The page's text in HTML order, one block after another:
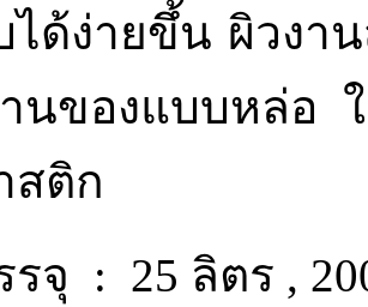
ด้ง่ายขึ้น ผิวงา
านของแบบหล่อ
สติก
จุ : 25 ลิตร ,